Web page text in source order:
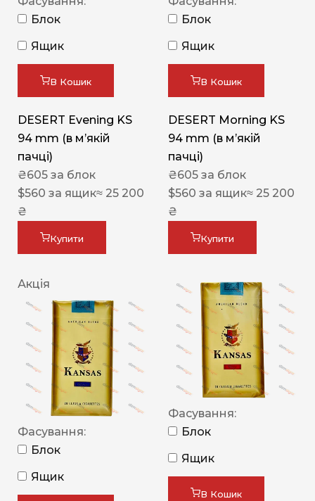
Блок
Ящик
В Кошик
DESERT Evening KS
94 mm (в мʼякій
пачці)
₴605 за блок
$560 за ящик≈ 25 200
₴
Купити
Блок
Ящик
В Кошик
DESERT Morning KS
94 mm (в мʼякій
пачці)
₴605 за блок
$560 за ящик≈ 25 200
₴
Купити
Акція
Фасування:
Блок
Ящик
Фасування:
Блок
Ящик
В Кошик